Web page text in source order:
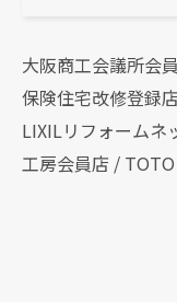
大阪商工会議所会
保険住宅改修登録
LIXILリフォームネ
工房会員店 /